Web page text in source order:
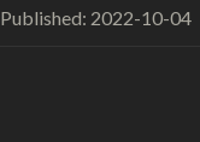
Published: 2022-10-04